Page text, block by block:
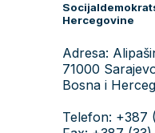
Hercegovine
Adresa:
71000
Bosna i
Telefon: +387